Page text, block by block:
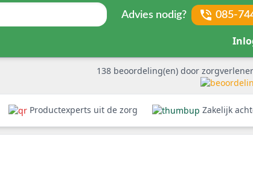
Advies nodig? 085-
138 beoordeling(en) door
Productexperts uit de zorg Zakelijk